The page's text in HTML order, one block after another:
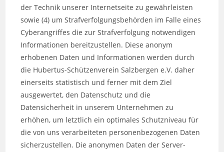
der Technik unserer Internetseite zu gewährleisten
sowie (4) um Strafverfolgungsbehörden im Falle eines
Cyberangriffes die zur Strafverfolgung notwendigen
Informationen bereitzustellen. Diese anonym
erhobenen Daten und Informationen werden durch
die Hubertus-Schützenverein Salzbergen e.V. daher
einerseits statistisch und ferner mit dem Ziel
ausgewertet, den Datenschutz und die
Datensicherheit in unserem Unternehmen zu
erhöhen, um letztlich ein optimales Schutzniveau für
die von uns verarbeiteten personenbezogenen Daten
sicherzustellen. Die anonymen Daten der Server-